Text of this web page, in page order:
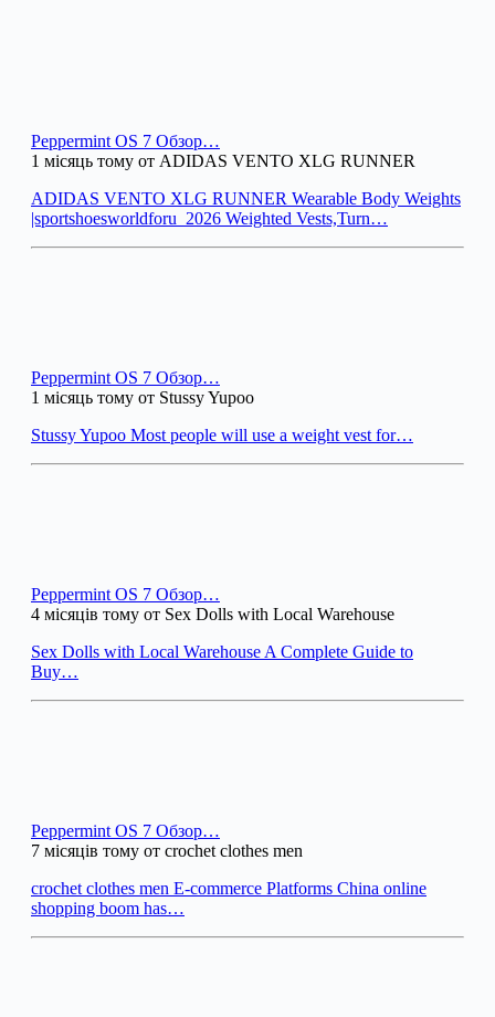
Peppermint OS 7 Обзор…
1 місяць тому от ADIDAS VENTO XLG RUNNER
ADIDAS VENTO XLG RUNNER Wearable Body Weights
|sportshoesworldforu_2026 Weighted Vests,Turn…
Peppermint OS 7 Обзор…
1 місяць тому от Stussy Yupoo
Stussy Yupoo Most people will use a weight vest for…
Peppermint OS 7 Обзор…
4 місяців тому от Sex Dolls with Local Warehouse
Sex Dolls with Local Warehouse A Complete Guide to
Buy…
Peppermint OS 7 Обзор…
7 місяців тому от crochet clothes men
crochet clothes men E-commerce Platforms China online
shopping boom has…